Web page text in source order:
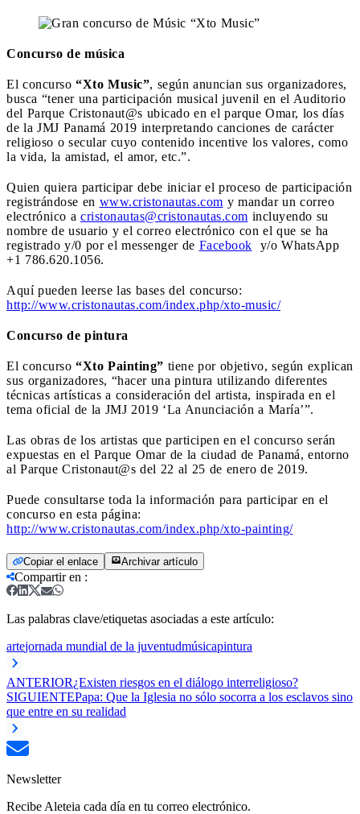
Concurso de música
El concurso “Xto Music”, según anuncian sus organizadores,
busca “tener una participación musical juvenil en el Auditorio
del Parque Cristonaut@s ubicado en el parque Omar, los días
de la JMJ Panamá 2019 interpretando canciones de carácter
religioso o secular cuyo contenido incentive los valores, como
la vida, la amistad, el amor, etc.”.
Quien quiera participar debe iniciar el proceso de participación
registrándose en www.cristonautas.com y mandar un correo
electrónico a cristonautas@cristonautas.com incluyendo su
nombre de usuario y el correo electrónico con el que se ha
registrado y/0 por el messenger de Facebook y/o WhatsApp
+1 786.620.1056.
Aquí pueden leerse las bases del concurso:
http://www.cristonautas.com/index.php/xto-music/
Concurso de pintura
El concurso “Xto Painting” tiene por objetivo, según explican
sus organizadores, “hacer una pintura utilizando diferentes
técnicas artísticas a consideración del artista, inspirada en el
tema oficial de la JMJ 2019 ‘La Anunciación a María’”.
Las obras de los artistas que participen en el concurso serán
expuestas en el Parque Omar de la ciudad de Panamá, entorno
al Parque Cristonaut@s del 22 al 25 de enero de 2019.
Puede consultarse toda la información para participar en el
concurso en esta página:
http://www.cristonautas.com/index.php/xto-painting/
Copiar el enlace Archivar artículo
Compartir en :
Las palabras clave/etiquetas asociadas a este artículo:
artejornada mundial de la juventudmúsicapintura
ANTERIOR¿Existen riesgos en el diálogo interreligioso?
SIGUIENTEPapa: Que la Iglesia no sólo socorra a los esclavos sino
que entre en su realidad
Newsletter
Recibe Aleteia cada día en tu correo electrónico.